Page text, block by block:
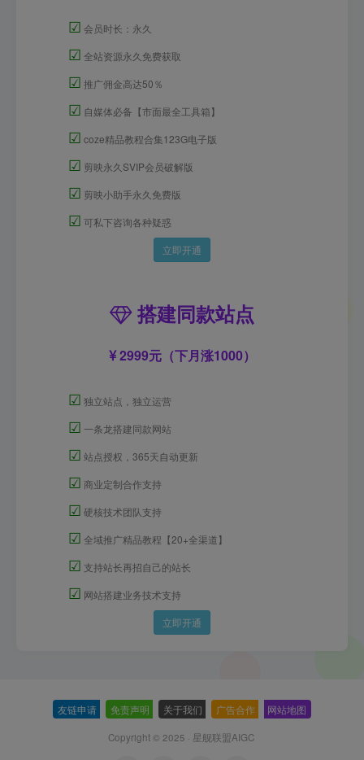
☑ 会员时长：永久
☑ 全站资源永久免费获取
☑ 推广佣金高达50％
☑ 自媒体必备【市面最全工具箱】
☑ coze精品教程合集123G电子版
☑ 剪映永久SVIP会员破解版
☑ 剪映小助手永久免费版
☑ 可私下咨询各种疑惑
立即开通
搭建同款站点
2999元（下月涨1000）
☑ 独立站点，独立运营
☑ 一条龙搭建同款网站
☑ 站点授权，365天自动更新
☑ 商业定制合作支持
☑ 硬核技术团队支持
☑ 全域推广精品教程【20+全渠道】
☑ 支持站长再招自己的站长
☑ 网站搭建业务技术支持
立即开通
友链申请 免责声明 关于我们 广告合作 网站地图
Copyright © 2025 · 星舰联盟AIGC